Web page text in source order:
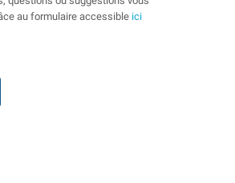
au formulaire accessible ici